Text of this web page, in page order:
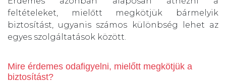
feltételeket, mielőtt megkötjük bármelyik
biztosítást, ugyanis számos különbség lehet az
egyes szolgáltatások között.
Mire érdemes odafigyelni, mielőtt megkötjük a
biztosítást?